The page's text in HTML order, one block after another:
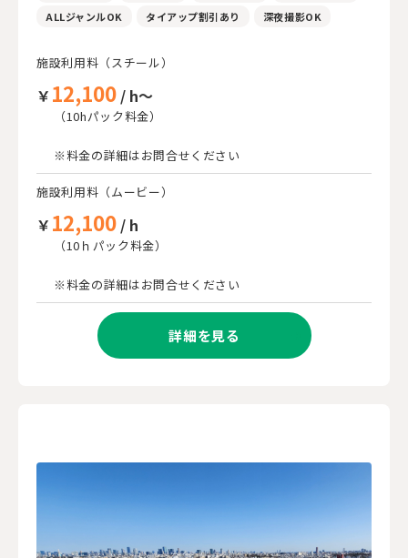
ALLジャンルOK
タイアップ割引あり 深夜撮影OK
施設利用料（スチール）
￥ 12,100 / h～
（10hパック料金）
※料金の詳細はお問合せください
施設利用料（ムービー）
￥ 12,100 / h
（10ｈパック料金）
※料金の詳細はお問合せください
詳細を見る